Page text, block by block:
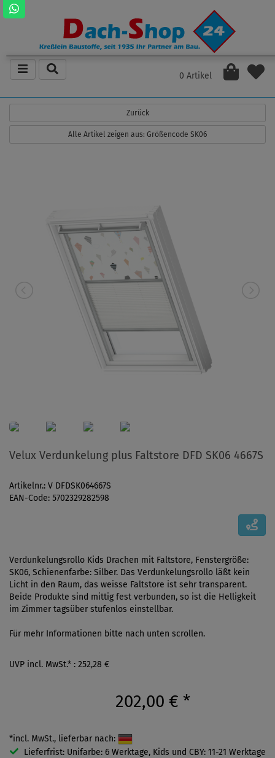
0 Artikel
Zurück
Alle Artikel zeigen aus: Größencode SK06
Velux Verdunkelung plus Faltstore DFD SK06 4667S
Artikelnr.: V DFDSK064667S
EAN-Code: 5702329282598
Verdunkelungsrollo Kids Drachen mit Faltstore, Fenstergröße:
SK06, Schienenfarbe: Silber. Das Verdunkelungsrollo läßt kein
Licht in den Raum, das weisse Faltstore ist sehr transparent.
Beide Produkte sind mittig fest verbunden, so ist die Helligkeit
im Zimmer tagsüber stufenlos einstellbar.
Für mehr Informationen bitte nach unten scrollen.
UVP incl. MwSt.* : 252,28 €
202,00 € *
*incl. MwSt., lieferbar nach:
Lieferfrist: Unifarbe: 6 Werktage, Kids und CBY: 11-21 Werktage